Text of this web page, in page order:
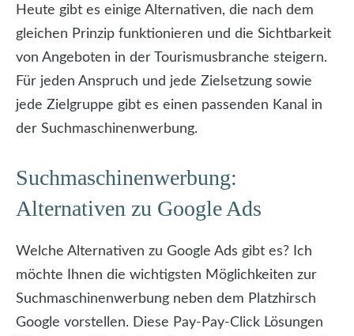
Heute gibt es einige Alternativen, die nach dem
gleichen Prinzip funktionieren und die Sichtbarkeit
von Angeboten in der Tourismusbranche steigern.
Für jeden Anspruch und jede Zielsetzung sowie
jede Zielgruppe gibt es einen passenden Kanal in
der Suchmaschinenwerbung.
Suchmaschinenwerbung:
Alternativen zu Google Ads
Welche Alternativen zu Google Ads gibt es? Ich
möchte Ihnen die wichtigsten Möglichkeiten zur
Suchmaschinenwerbung neben dem Platzhirsch
Google vorstellen. Diese Pay-Pay-Click Lösungen